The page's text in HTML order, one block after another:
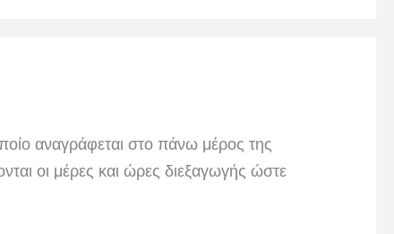
αναγράφεται στο πάνω μέρος της
οι μέρες και ώρες διεξαγωγής ώστε